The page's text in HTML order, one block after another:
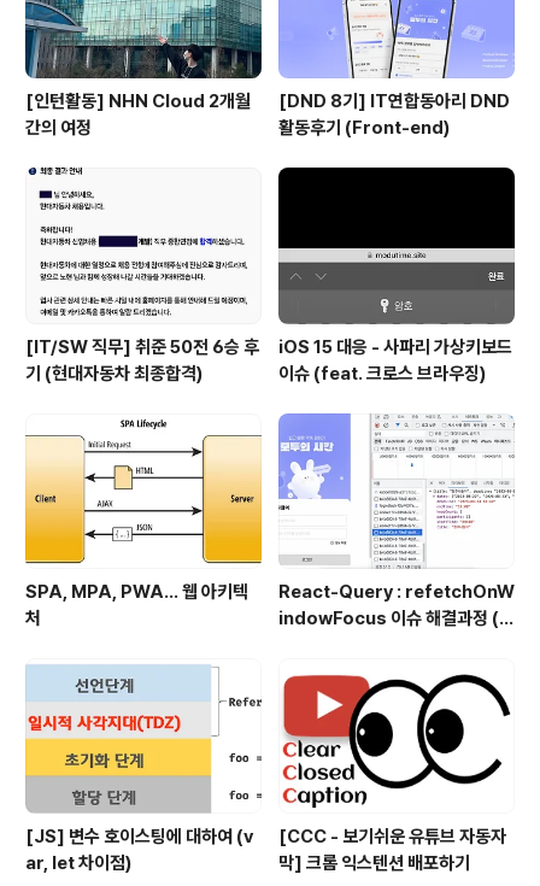
[인턴활동] NHN Cloud 2개월
간의 여정
[DND 8기] IT연합동아리 DND
활동후기 (Front-end)
[IT/SW 직무] 취준 50전 6승 후
기 (현대자동차 최종합격)
iOS 15 대응 - 사파리 가상키보드
이슈 (feat. 크로스 브라우징)
SPA, MPA, PWA… 웹 아키텍
처
React-Query : refetchOnW
indowFocus 이슈 해결과정 (f
[JS] 변수 호이스팅에 대하여 (v
ar, let 차이점)
[CCC - 보기쉬운 유튜브 자동자
막] 크롬 익스텐션 배포하기